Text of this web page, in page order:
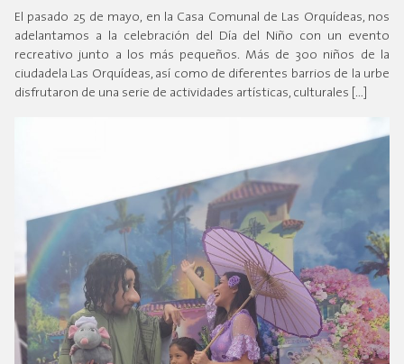
El pasado 25 de mayo, en la Casa Comunal de Las Orquídeas, nos
adelantamos a la celebración del Día del Niño con un evento
recreativo junto a los más pequeños. Más de 300 niños de la
ciudadela Las Orquídeas, así como de diferentes barrios de la urbe
disfrutaron de una serie de actividades artísticas, culturales […]